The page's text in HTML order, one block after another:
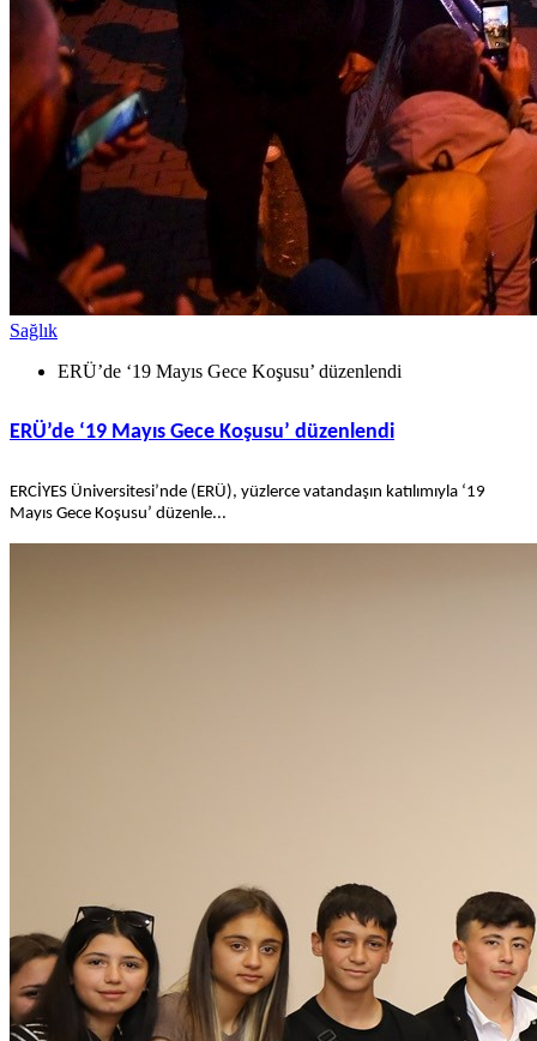
Sağlık
ERÜ’de ‘19 Mayıs Gece Koşusu’ düzenlendi
ERÜ’de ‘19 Mayıs Gece Koşusu’ düzenlendi
ERCİYES Üniversitesi’nde (ERÜ), yüzlerce vatandaşın katılımıyla ‘19
Mayıs Gece Koşusu’ düzenle...